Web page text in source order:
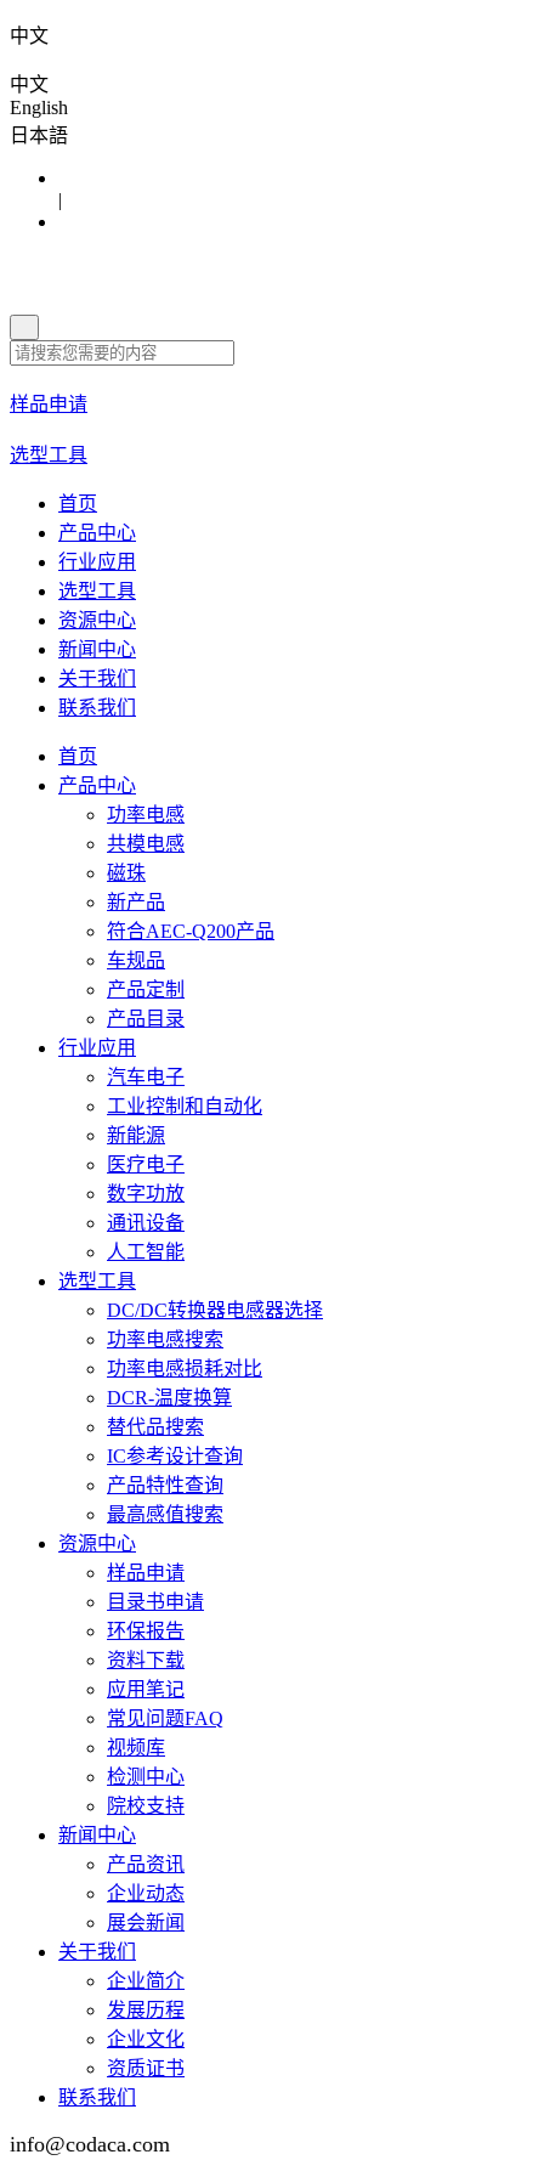
中文
中文
English
日本語
|
样品申请
选型工具
首页
产品中心
行业应用
选型工具
资源中心
新闻中心
关于我们
联系我们
首页
产品中心
功率电感
共模电感
磁珠
新产品
符合AEC-Q200产品
车规品
产品定制
产品目录
行业应用
汽车电子
工业控制和自动化
新能源
医疗电子
数字功放
通讯设备
人工智能
选型工具
DC/DC转换器电感器选择
功率电感搜索
功率电感损耗对比
DCR-温度换算
替代品搜索
IC参考设计查询
产品特性查询
最高感值搜索
资源中心
样品申请
目录书申请
环保报告
资料下载
应用笔记
常见问题FAQ
视频库
检测中心
院校支持
新闻中心
产品资讯
企业动态
展会新闻
关于我们
企业简介
发展历程
企业文化
资质证书
联系我们
info@codaca.com